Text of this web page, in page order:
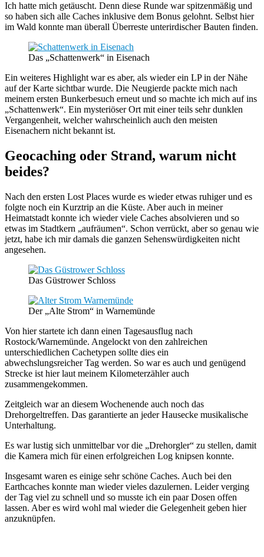
Ich hatte mich getäuscht. Denn diese Runde war spitzenmäßig und
so haben sich alle Caches inklusive dem Bonus gelohnt. Selbst hier
im Wald konnte man überall Überreste unterirdischer Bauten finden.
Das „Schattenwerk“ in Eisenach
Ein weiteres Highlight war es aber, als wieder ein LP in der Nähe
auf der Karte sichtbar wurde. Die Neugierde packte mich nach
meinem ersten Bunkerbesuch erneut und so machte ich mich auf ins
„Schattenwerk“. Ein mysteriöser Ort mit einer teils sehr dunklen
Vergangenheit, welcher wahrscheinlich auch den meisten
Eisenachern nicht bekannt ist.
Geocaching oder Strand, warum nicht
beides?
Nach den ersten Lost Places wurde es wieder etwas ruhiger und es
folgte noch ein Kurztrip an die Küste. Aber auch in meiner
Heimatstadt konnte ich wieder viele Caches absolvieren und so
etwas im Stadtkern „aufräumen“. Schon verrückt, aber so genau wie
jetzt, habe ich mir damals die ganzen Sehenswürdigkeiten nicht
angesehen.
Das Güstrower Schloss
Der „Alte Strom“ in Warnemünde
Von hier startete ich dann einen Tagesausflug nach
Rostock/Warnemünde. Angelockt von den zahlreichen
unterschiedlichen Cachetypen sollte dies ein
abwechslungsreicher Tag werden. So war es auch und genügend
Strecke ist hier laut meinem Kilometerzähler auch
zusammengekommen.
Zeitgleich war an diesem Wochenende auch noch das
Drehorgeltreffen. Das garantierte an jeder Hausecke musikalische
Unterhaltung.
Es war lustig sich unmittelbar vor die „Drehorgler“ zu stellen, damit
die Kamera mich für einen erfolgreichen Log knipsen konnte.
Insgesamt waren es einige sehr schöne Caches. Auch bei den
Earthcaches konnte man wieder vieles dazulernen. Leider verging
der Tag viel zu schnell und so musste ich ein paar Dosen offen
lassen. Aber es wird wohl mal wieder die Gelegenheit geben hier
anzuknüpfen.